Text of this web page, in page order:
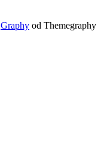
Graphy od Themegraphy